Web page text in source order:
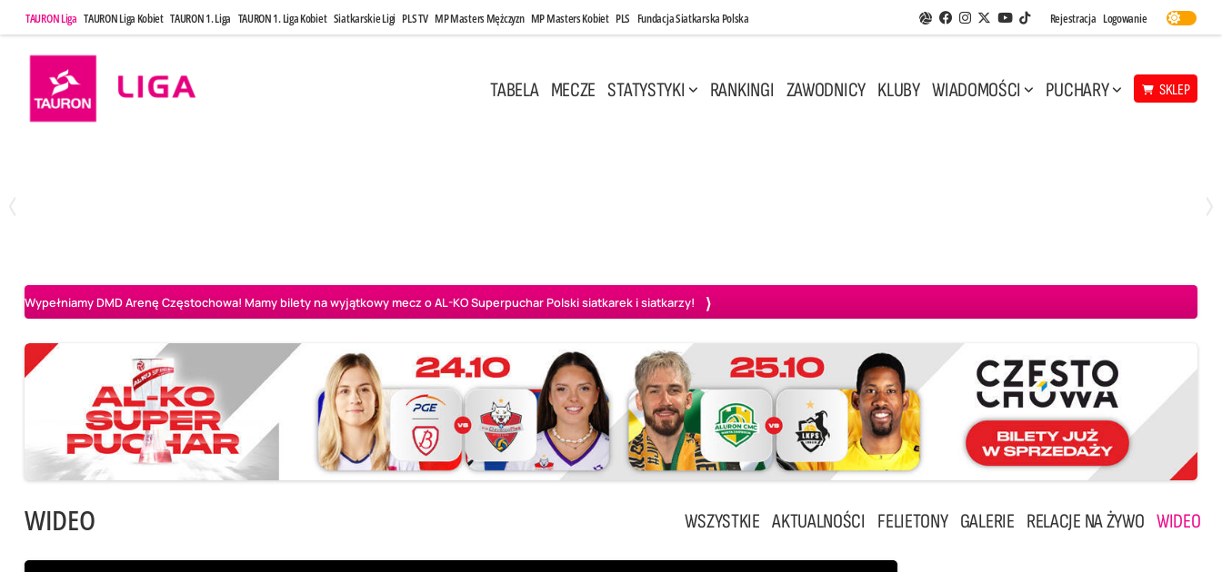
TAURON Liga TAURON Liga Kobiet TAURON 1. Liga TAURON 1. Liga Kobiet Siatkarskie Ligi PLS TV MP Masters Mężczyzn MP Masters Kobiet PLS Fundacja Siatkarska Polska Aplikacja Siatkarskie Ligi
Facebook
Instagram
Twitter
Youtube
TikTok
Rejestracja Logowanie
TABELA MECZE STATYSTYKI RANKINGI ZAWODNICY KLUBY WIADOMOŚCI PUCHARY SKLEP
Wypełniamy DMD Arenę Częstochowa! Mamy bilety na wyjątkowy mecz o AL-KO Superpuchar Polski siatkarek i siatkarzy!
WIDEO WSZYSTKIE AKTUALNOŚCI FELIETONY GALERIE RELACJE NA ŻYWO WIDEO